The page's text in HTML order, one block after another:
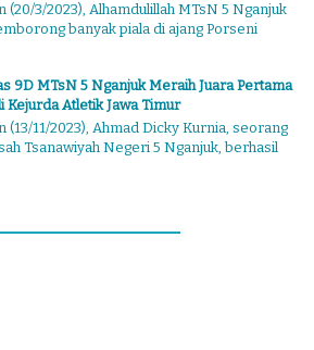
(20/3/2023), Alhamdulillah MTsN 5 Nganjuk
banyak piala di ajang Porseni
9D MTsN 5 Nganjuk Meraih Juara Pertama
Kejurda Atletik Jawa Timur
(13/11/2023), Ahmad Dicky Kurnia, seorang
Tsanawiyah Negeri 5 Nganjuk, berhasil